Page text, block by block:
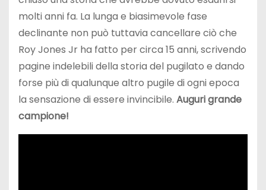
molti anni fa. La lunga e biasimevole fase
declinante non può tuttavia cancellare ciò che
Roy Jones Jr ha fatto per circa 15 anni, scrivendo
pagine indelebili della storia del pugilato e dando
forse più di qualunque altro pugile di ogni epoca
la sensazione di essere invincibile. Auguri grande
campione!